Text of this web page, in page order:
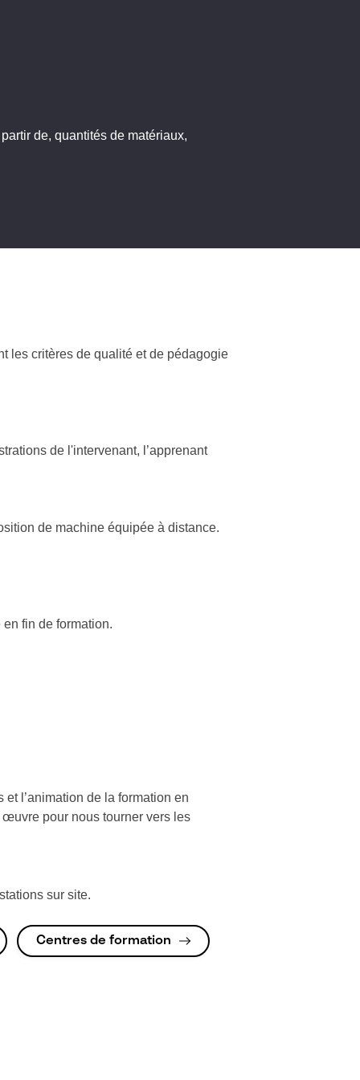
de, quantités de matériaux,
les critères de qualité et de pédagogie
de l'intervenant, l’apprenant
de machine équipée à distance.
fin de formation.
l’animation de la formation en
pour nous tourner vers les
sur site.
Centres de formation